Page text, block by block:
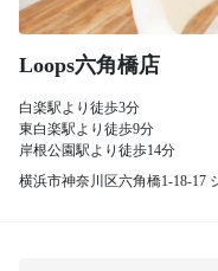
Loops六角橋店
白楽駅より徒歩3分
東白楽駅より徒歩9分
岸根公園駅より徒歩14分
横浜市神奈川区六角橋1-18-